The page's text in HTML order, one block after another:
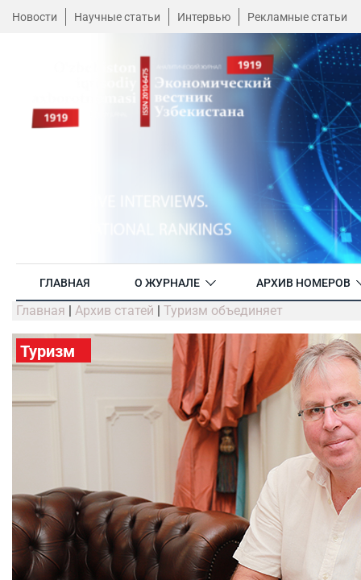
Новости Научные статьи Интервью Рекламные статьи
ГЛАВНАЯ О ЖУРНАЛЕ АРХИВ НОМЕРОВ
Главная | Архив статей | Туризм объединяет
Туризм